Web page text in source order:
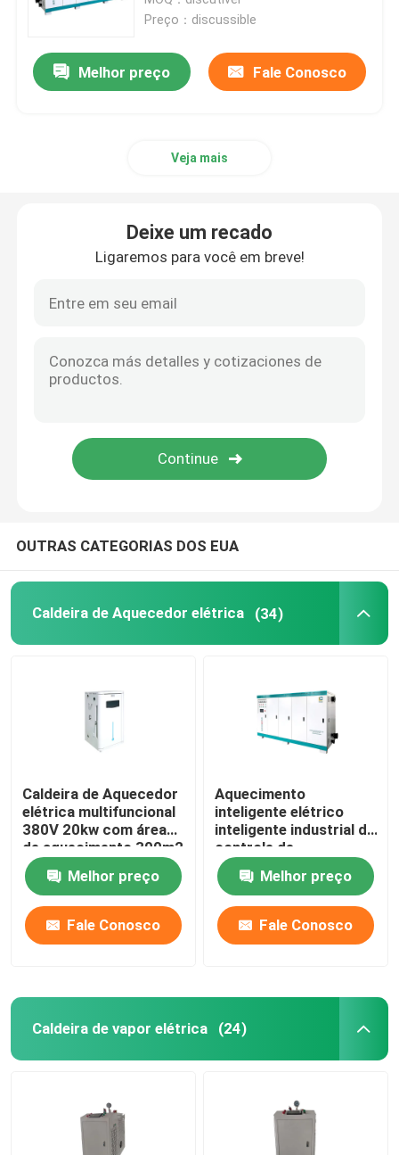
Pornalha de alta frequência
Forno de indução de alumínio
Gerador de Vapor EM Steam
Preço：discussible
Melhor preço Fale Conosco
Veja mais
Deixe um recado
Ligaremos para você em breve!
OUTRAS CATEGORIAS DOS EUA
Caldeira de Aquecedor elétrica (34)
Caldeira de Aquecedor
elétrica multifuncional
380V 20kw com área
de aquecimento 300m2
Melhor preço
Fale Conosco
Aquecimento
inteligente elétrico
inteligente industrial do
controle de
temperatura da
caldeira 700KW
Melhor preço
Fale Conosco
Caldeira de vapor elétrica (24)